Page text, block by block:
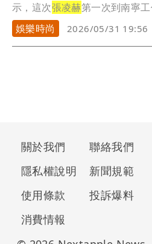
示，這次張凌赫第一次到南寧
見，但...
娛樂時尚 2026/05/31 19:56
關於我們
聯絡我們
隱私權說明
新聞規範
使用條款
投訴爆料
消費情報